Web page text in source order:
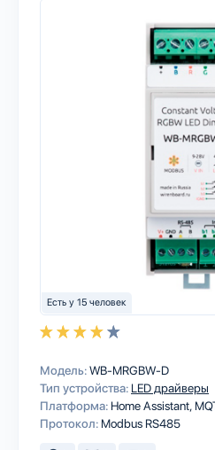
Есть у 15 человек
Модель:WB-MRGBW-D
Тип устройства: LED драйверы
Платформа: Home Assistant
Протокол: Modbus RS485